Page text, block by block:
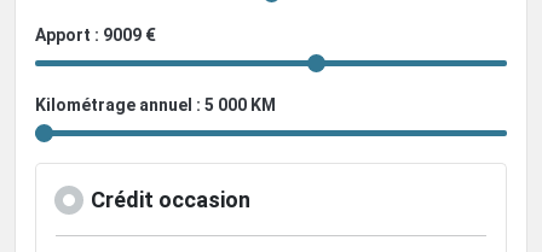
Apport : 9009 €
Kilométrage annuel : 5 000 KM
Crédit occasion